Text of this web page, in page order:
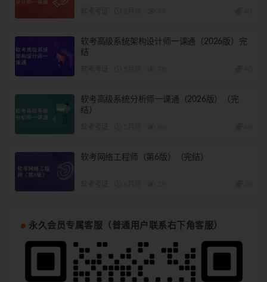
软考高级系统架构设计师一课通（2026版）完
结
软考高级系统分析师一课通（2026版）（完
结）
软考网络工程师（第6版）（完结）
永久会员专属客服（普通用户联系右下角客服）